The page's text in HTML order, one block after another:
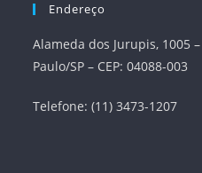
Endereço
Alameda dos Jurupis, 1005
Paulo/SP – CEP: 04088-003
Telefone: (11) 3473-1207